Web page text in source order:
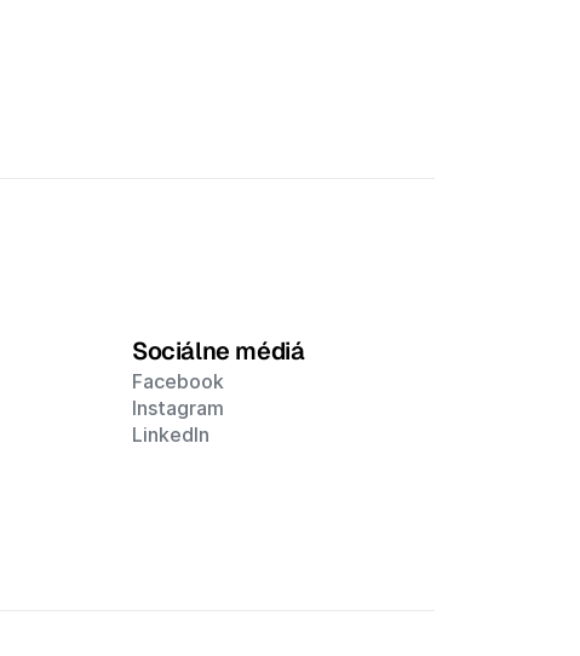
Sociálne médiá
Facebook
Instagram
LinkedIn